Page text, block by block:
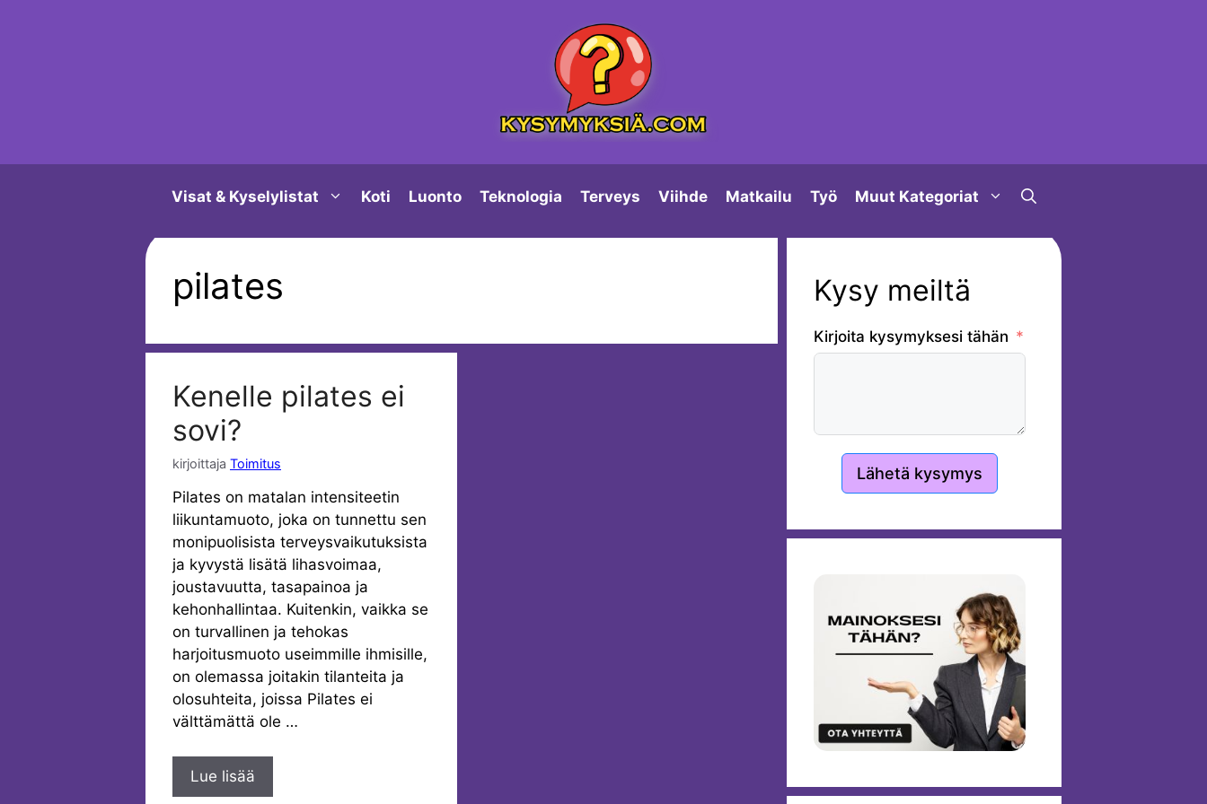
Visat & Kyselylistat Koti Luonto Teknologia Terveys Viihde Matkailu Työ Muut Kategoriat
pilates
Kenelle pilates ei
sovi?
kirjoittaja Toimitus
Pilates on matalan intensiteetin
liikuntamuoto, joka on tunnettu sen
monipuolisista terveysvaikutuksista
ja kyvystä lisätä lihasvoimaa,
joustavuutta, tasapainoa ja
kehonhallintaa. Kuitenkin, vaikka se
on turvallinen ja tehokas
harjoitusmuoto useimmille ihmisille,
on olemassa joitakin tilanteita ja
olosuhteita, joissa Pilates ei
välttämättä ole …
Lue lisää
Kysy meiltä
Kirjoita kysymyksesi tähän
Lähetä kysymys